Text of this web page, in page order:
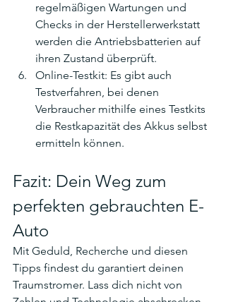
regelmäßigen Wartungen und
Checks in der Herstellerwerkstatt
werden die Antriebsbatterien auf
ihren Zustand überprüft.
Online-Testkit: Es gibt auch
Testverfahren, bei denen
Verbraucher mithilfe eines Testkits
die Restkapazität des Akkus selbst
ermitteln können.
Fazit: Dein Weg zum
perfekten gebrauchten E-
Auto
Mit Geduld, Recherche und diesen
Tipps findest du garantiert deinen
Traumstromer. Lass dich nicht von